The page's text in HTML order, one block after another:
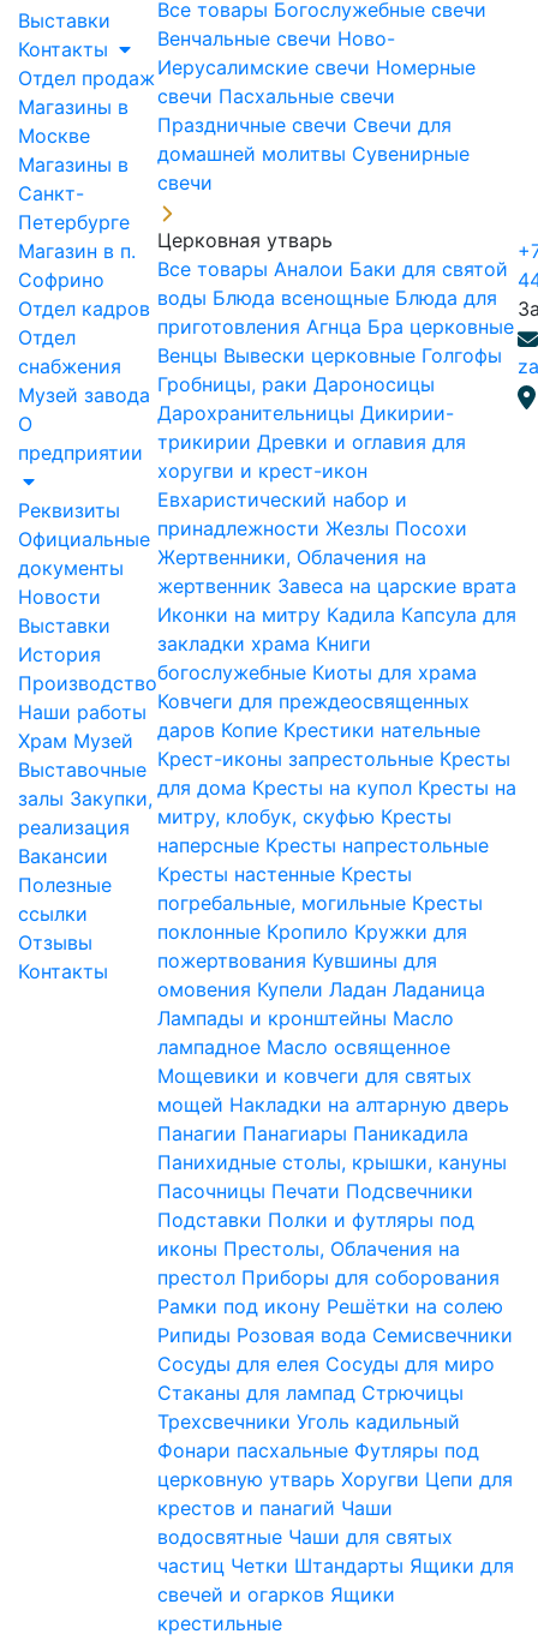
Выставки
Контакты
Отдел продаж
Магазины в
Москве
Магазины в
Санкт-
Петербурге
Магазин в п.
Софрино
Отдел кадров
Отдел
снабжения
Музей завода
О
предприятии
Реквизиты
Официальные
документы
Новости
Выставки
История
Производство
Наши работы
Храм Музей
Выставочные
залы Закупки,
реализация
Вакансии
Полезные
ссылки
Отзывы
Контакты
Все товары Богослужебные свечи
Венчальные свечи Ново-
Иерусалимские свечи Номерные
свечи Пасхальные свечи
Праздничные свечи Свечи для
домашней молитвы Сувенирные
свечи
Церковная утварь
Все товары Аналои Баки для святой
воды Блюда всенощные Блюда для
приготовления Агнца Бра церковные
Венцы Вывески церковные Голгофы
Гробницы, раки Дароносицы
Дарохранительницы Дикирии-
трикирии Древки и оглавия для
хоругви и крест-икон
Евхаристический набор и
принадлежности Жезлы Посохи
Жертвенники, Облачения на
жертвенник Завеса на царские врата
Иконки на митру Кадила Капсула для
закладки храма Книги
богослужебные Киоты для храма
Ковчеги для преждеосвященных
даров Копие Крестики нательные
Крест-иконы запрестольные Кресты
для дома Кресты на купол Кресты на
митру, клобук, скуфью Кресты
наперсные Кресты напрестольные
Кресты настенные Кресты
погребальные, могильные Кресты
поклонные Кропило Кружки для
пожертвования Кувшины для
омовения Купели Ладан Ладаница
Лампады и кронштейны Масло
лампадное Масло освященное
Мощевики и ковчеги для святых
мощей Накладки на алтарную дверь
Панагии Панагиары Паникадила
Панихидные столы, крышки, кануны
Пасочницы Печати Подсвечники
Подставки Полки и футляры под
иконы Престолы, Облачения на
престол Приборы для соборования
Рамки под икону Решётки на солею
Рипиды Розовая вода Семисвечники
Сосуды для елея Сосуды для миро
Стаканы для лампад Стрючицы
Трехсвечники Уголь кадильный
Фонари пасхальные Футляры под
церковную утварь Хоругви Цепи для
крестов и панагий Чаши
водосвятные Чаши для святых
частиц Четки Штандарты Ящики для
свечей и огарков Ящики
крестильные